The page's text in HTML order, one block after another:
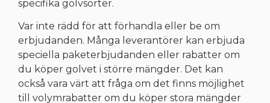
specifika golvsorter.
Var inte rädd för att förhandla eller be om
erbjudanden. Många leverantörer kan erbjuda
speciella paketerbjudanden eller rabatter om
du köper golvet i större mängder. Det kan
också vara värt att fråga om det finns möjlighet
till volymrabatter om du köper stora mängder